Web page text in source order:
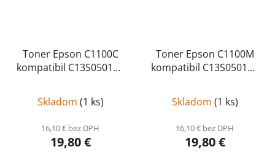
Toner Epson C1100C
kompatibil C13S050193
Skladom (1 ks)
16,10 € bez DPH
19,80 €
Toner Epson C1100M
kompatibil C13S050192
Skladom (1 ks)
16,10 € bez DPH
19,80 €